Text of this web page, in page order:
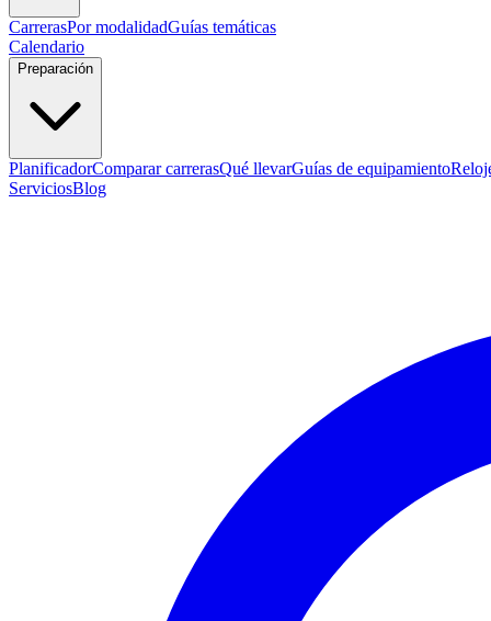
CarrerasPor modalidadGuías temáticas
Calendario
Preparación
PlanificadorComparar carrerasQué llevarGuías de equipamiento
ServiciosBlog